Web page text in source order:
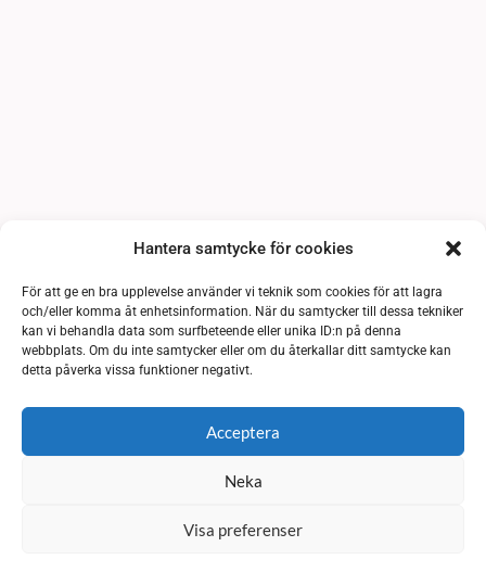
Hantera samtycke för cookies
För att ge en bra upplevelse använder vi teknik som cookies för att lagra
och/eller komma åt enhetsinformation. När du samtycker till dessa tekniker
kan vi behandla data som surfbeteende eller unika ID:n på denna
webbplats. Om du inte samtycker eller om du återkallar ditt samtycke kan
detta påverka vissa funktioner negativt.
Acceptera
Neka
Visa preferenser